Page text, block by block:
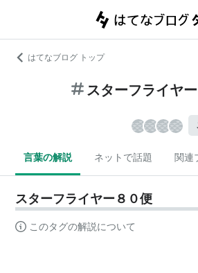
はてなブログ トップ
スターフライヤ
言葉の解説 ネットで話題 関連
スターフライヤー８０便
このタグの解説について